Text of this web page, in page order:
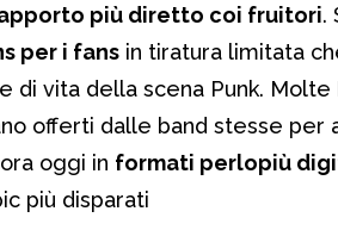
più diretto coi fruitori.
per i fans in tiratura limitata
di vita della scena Punk. Molte
offerti dalle band stesse per
oggi in formati perlopiù
più disparati